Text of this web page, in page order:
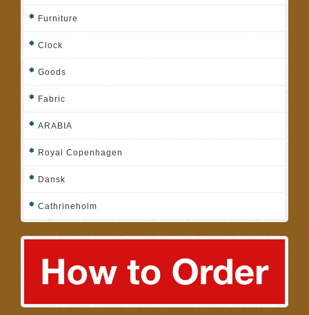
Furniture
Clock
Goods
Fabric
ARABIA
Royal Copenhagen
Dansk
Cathrineholm